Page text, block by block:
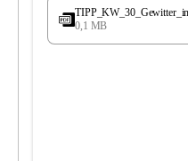
a
e
0,1 MB